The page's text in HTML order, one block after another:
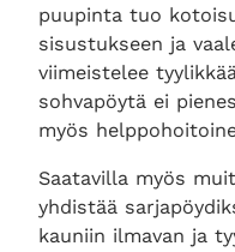
puupinta tuo
sisustukseen ja
viimeistelee
sohvapöytä ei
myös
Saatavilla myös
yhdistää
kauniin ilmavan ja